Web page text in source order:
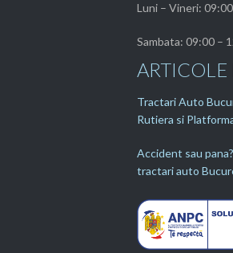
Luni – Vineri:
Sambata: 09:00 –
ARTICOLE
Tractari Auto
Rutiera si
Accident sau
tractari auto